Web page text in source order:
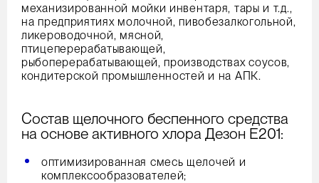
механизированной мойки инвентаря, тары и т.д.,
на предприятиях молочной, пивобезалкогольной,
ликероводочной, мясной,
птицеперерабатывающей,
рыбоперерабатывающей, производствах соусов,
кондитерской промышленностей и на АПК.
Состав щелочного беспенного средства
на основе активного хлора Дезон Е201:
оптимизированная смесь щелочей и
комплексообразователей;